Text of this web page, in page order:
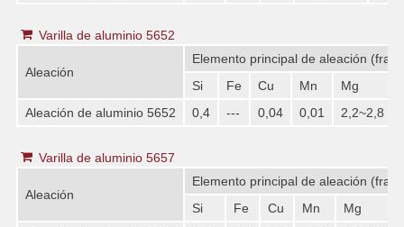
Varilla de aluminio 5652
Aleación
Elemento principal de aleación
Si
Fe Cu Mn Mg
Aleación de aluminio 5652
0,4 --- 0,04 0,01 2,2~2,8
Varilla de aluminio 5657
Aleación
Elemento principal de aleación
Si
Fe Cu Mn Mg